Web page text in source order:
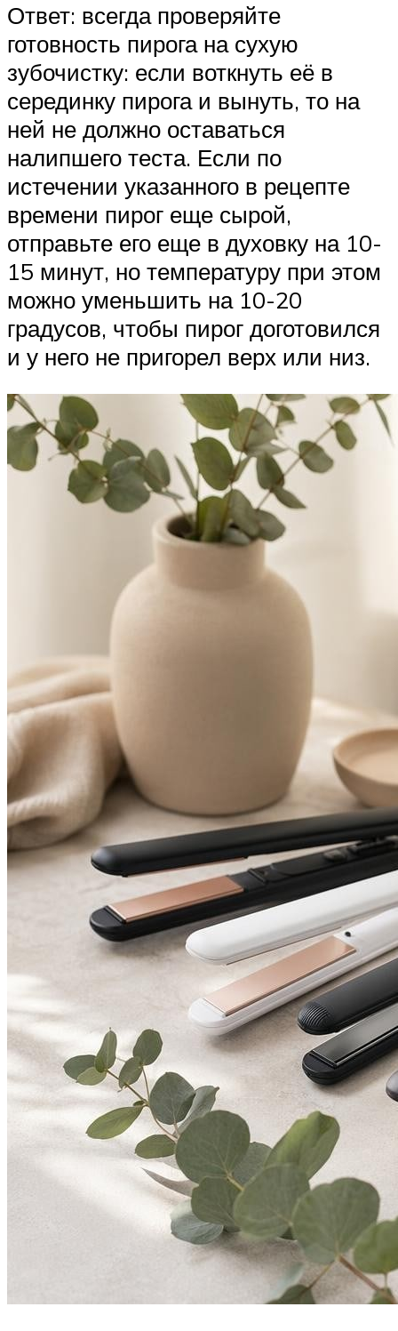
Ответ: всегда проверяйте
готовность пирога на сухую
зубочистку: если воткнуть её в
серединку пирога и вынуть, то на
ней не должно оставаться
налипшего теста. Если по
истечении указанного в рецепте
времени пирог еще сырой,
отправьте его еще в духовку на 10-
15 минут, но температуру при этом
можно уменьшить на 10-20
градусов, чтобы пирог доготовился
и у него не пригорел верх или низ.